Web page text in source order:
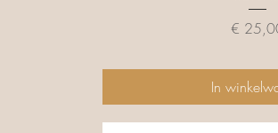
Prijs
€
In